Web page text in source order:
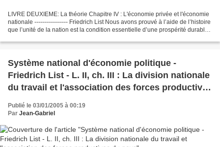
LIVRE DEUXIEME: La théorie Chapitre IV : L'économie privée et l'économie
nationale ----------------- Friedrich List Nous avons prouvé à l’aide de l’histoire
que l’unité de la nation est la condition essentielle d’une prospérité durable ;
Système national d'économie politique -
Friedrich List - L. II, ch. III : La division nationale
du travail et l'association des forces productives
du pays
Publié le 03/01/2005 à 00:19
Par Jean-Gabriel